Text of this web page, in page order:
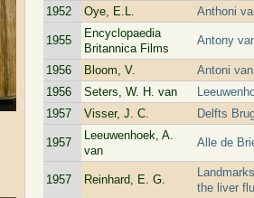
1952 Oye, E.L. Anthoni
1955
Encyclopaedia
Britannica Films
Antony
1956 Bloom, V.
Antoni
1956
Seters, W. H. van
1957
Visser, J. C. Delfts
1957
Leeuwenhoek, A.
van
Alle de
1957 Reinhard, E. G.
the liver